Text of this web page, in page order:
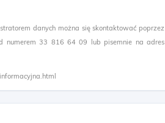
danych można się skontaktować poprzez
numerem 33 816 64 09 lub pisemnie na adres